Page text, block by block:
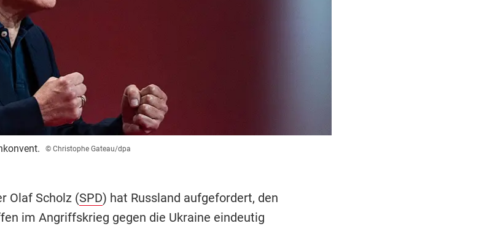
© Christophe Gateau/dpa
Olaf Scholz (SPD) hat Russland aufgefordert, den
im Angriffskrieg gegen die Ukraine eindeutig